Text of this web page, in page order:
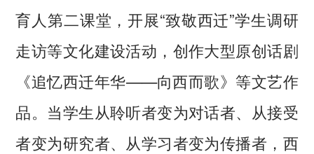
育人第二课堂，开展“致敬西迁”学生调研
走访等文化建设活动，创作大型原创话剧
《追忆西迁年华——向西而歌》等文艺作
品。当学生从聆听者变为对话者、从接受
者变为研究者、从学习者变为传播者，西